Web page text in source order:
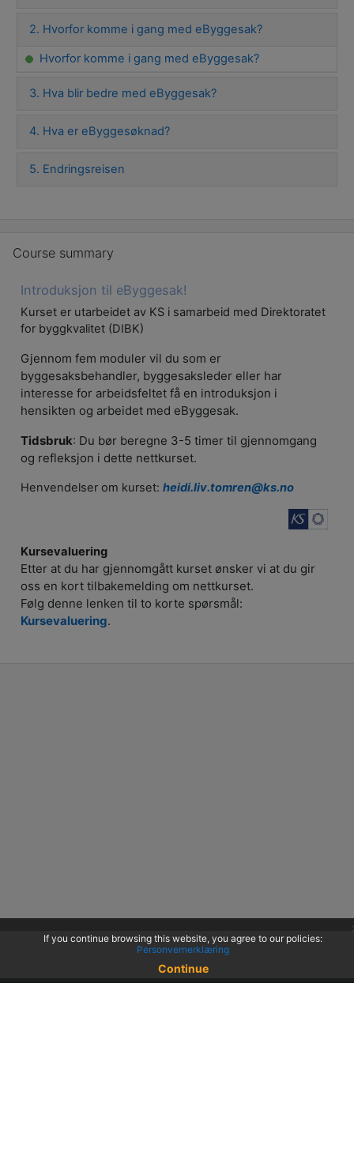
2. Hvorfor komme i gang med eByggesak?
Hvorfor komme i gang med eByggesak?
3. Hva blir bedre med eByggesak?
4. Hva er eByggesøknad?
5. Endringsreisen
Course summary
Introduksjon til eByggesak!
Kurset er utarbeidet av KS i samarbeid med Direktoratet
for byggkvalitet (DIBK)
Gjennom fem moduler vil du som er
byggesaksbehandler, byggesaksleder eller har
interesse for arbeidsfeltet få en introduksjon i
hensikten og arbeidet med eByggesak.
Tidsbruk: Du bør beregne 3-5 timer til gjennomgang
og refleksjon i dette nettkurset.
Henvendelser om kurset: heidi.liv.tomren@ks.no
Kursevaluering
Etter at du har gjennomgått kurset ønsker vi at du gir
oss en kort tilbakemelding om nettkurset.
Følg denne lenken til to korte spørsmål:
Kursevaluering.
If you continue browsing this website, you agree to our policies:
Personvernerklæring
Continue